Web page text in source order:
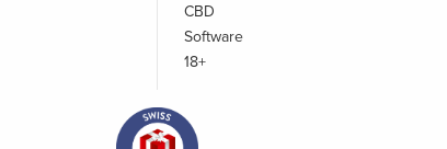
CBD
Software
18+